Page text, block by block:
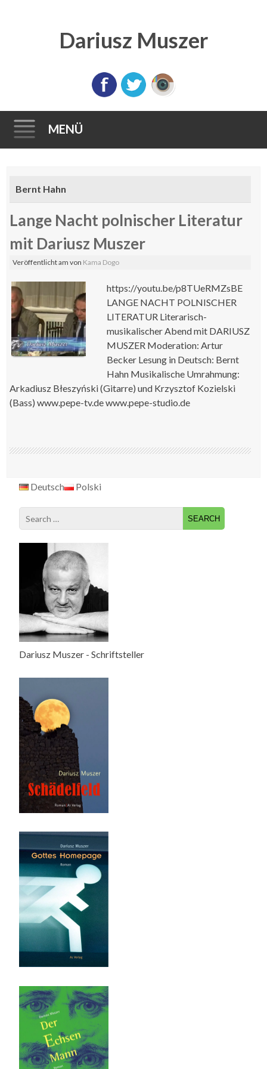
Dariusz Muszer
MENÜ
Inhalt
Bernt Hahn
Lange Nacht polnischer Literatur
mit Dariusz Muszer
Veröffentlicht amvon Kama Dogo
https://youtu.be/p8TUeRMZsBE
LANGE NACHT POLNISCHER
LITERATUR Literarisch-
musikalischer Abend mit DARIUSZ
MUSZER Moderation: Artur
Becker Lesung in Deutsch: Bernt
Hahn Musikalische Umrahmung:
Arkadiusz Błeszyński (Gitarre) und Krzysztof Kozielski
(Bass) www.pepe-tv.de www.pepe-studio.de
Deutsch Polski
Search
for:
Dariusz Muszer - Schriftsteller